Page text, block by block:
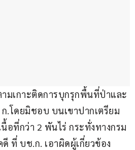
มเกาะติดการบุกรุกพื้นที่ป่าและ
.โดยมิชอบ บนเขาปากเตรียม
อที่กว่า 2 พันไร่ กระทั่งทางกรม
ที่ บช.ก. เอาผิดผู้เกี่ยวข้อง